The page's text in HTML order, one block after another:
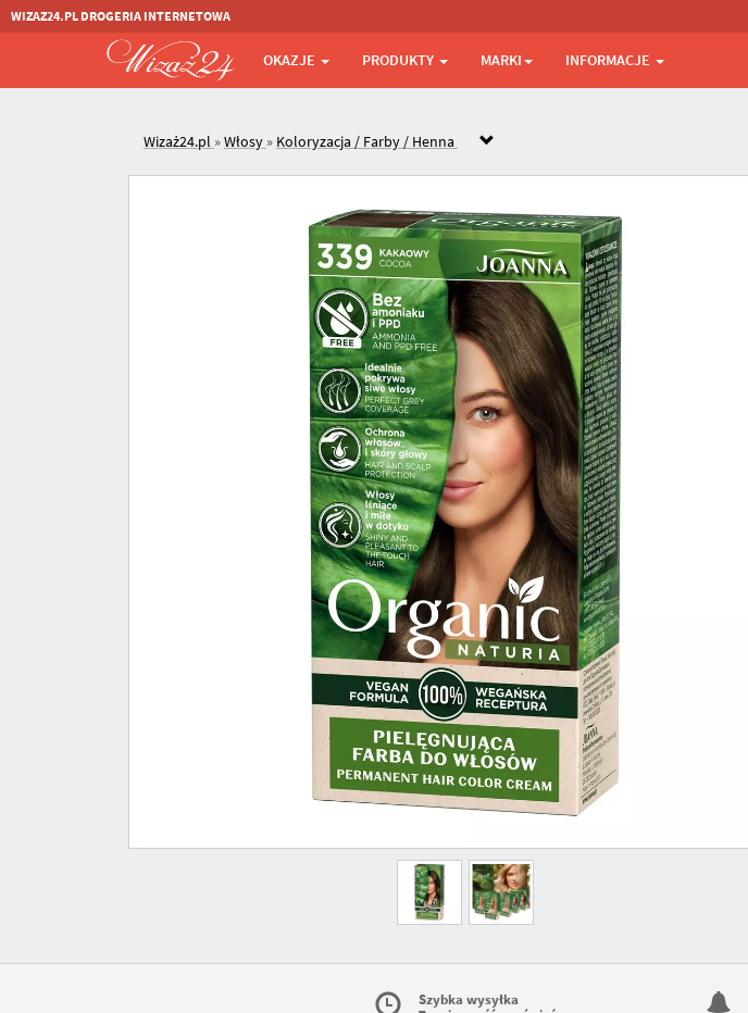
WIZAZ24.PL DROGERIA INTERNETOWA
OKAZJE PRODUKTY MARKI INFORMACJE
Wizaż24.pl »Włosy » Koloryzacja / Farby / Henna
Szybka wysyłka